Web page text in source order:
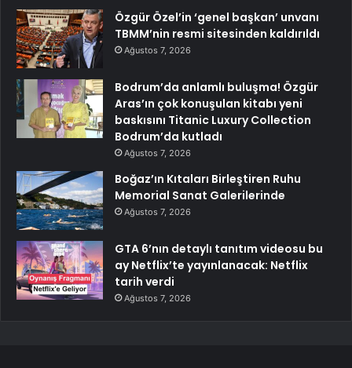
Özgür Özel’in ‘genel başkan’ unvanı
TBMM’nin resmi sitesinden kaldırıldı
Ağustos 7, 2026
Bodrum’da anlamlı buluşma! Özgür
Aras’ın çok konuşulan kitabı yeni
baskısını Titanic Luxury Collection
Bodrum’da kutladı
Ağustos 7, 2026
Boğaz’ın Kıtaları Birleştiren Ruhu
Memorial Sanat Galerilerinde
Ağustos 7, 2026
GTA 6’nın detaylı tanıtım videosu bu
ay Netflix’te yayınlanacak: Netflix
tarih verdi
Ağustos 7, 2026